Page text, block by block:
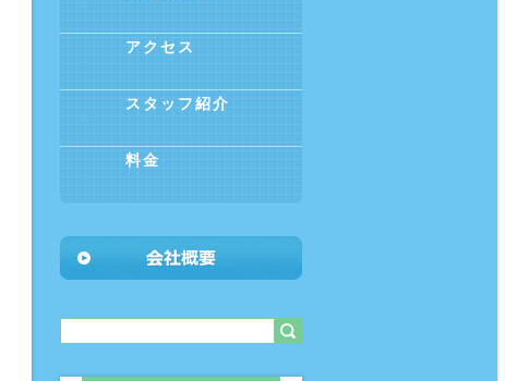
アクセス
スタッフ紹介
料金